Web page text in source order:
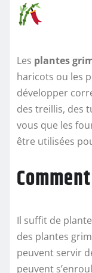
Les plantes
haricots ou les
développer
des treillis, des
vous que les
être utilisées
Il suffit de
des plantes
peuvent servir
peuvent